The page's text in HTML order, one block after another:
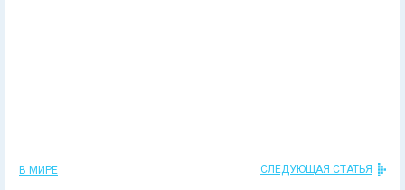
В МИРЕ СЛЕДУЮЩАЯ СТАТЬЯ